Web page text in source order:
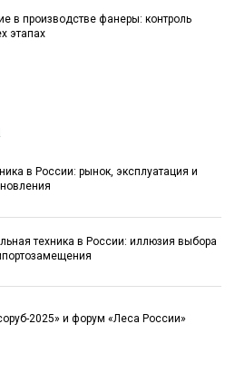
в производстве фанеры: контроль
этапах
в России: рынок, эксплуатация и
техника в России: иллюзия выбора
2025» и форум «Леса России»